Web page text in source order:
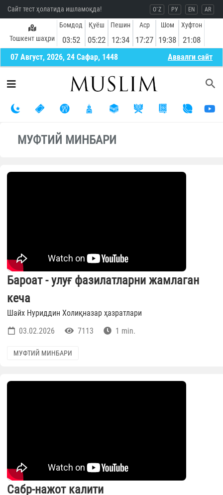
Сайт тест ҳолатида ишламоқда! O`Z РУ EN AR
Тошкент шаҳри
Бомдод
03:52
Қуёш
05:22
Пешин
12:34
Аср
17:27
Шом
19:38
Хуфтон
21:08
07 Август, 2026, 24 Сафар, 1448 Aввалги сайт
МУФТИЙ МИНБАРИ
Бароат - улуғ фазилатларни жамлаган
кеча
Шайх Нуриддин Холиқназар ҳазратлари
03.02.2026
7113 1 min.
МУФТИЙ МИНБАРИ
Сабр-нажот калити